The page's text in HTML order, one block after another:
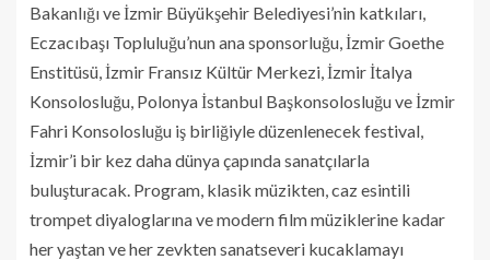
Bakanlığı ve İzmir Büyükşehir Belediyesi’nin katkıları,
Eczacıbaşı Topluluğu’nun ana sponsorluğu, İzmir Goethe
Enstitüsü, İzmir Fransız Kültür Merkezi, İzmir İtalya
Konsolosluğu, Polonya İstanbul Başkonsolosluğu ve İzmir
Fahri Konsolosluğu iş birliğiyle düzenlenecek festival,
İzmir’i bir kez daha dünya çapında sanatçılarla
buluşturacak. Program, klasik müzikten, caz esintili
trompet diyaloglarına ve modern film müziklerine kadar
her yaştan ve her zevkten sanatseveri kucaklamayı